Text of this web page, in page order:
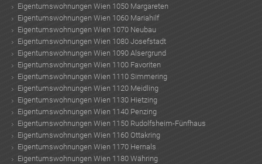
Eigentumswohnungen Wien 1050 Margareten
Eigentumswohnungen Wien 1060 Mariahilf
Eigentumswohnungen Wien 1070 Neubau
Eigentumswohnungen Wien 1080 Josefstadt
Eigentumswohnungen Wien 1090 Alsergrund
Eigentumswohnungen Wien 1100 Favoriten
Eigentumswohnungen Wien 1110 Simmering
Eigentumswohnungen Wien 1120 Meidling
Eigentumswohnungen Wien 1130 Hietzing
Eigentumswohnungen Wien 1140 Penzing
Eigentumswohnungen Wien 1150 Rudolfsheim-Fünfhaus
Eigentumswohnungen Wien 1160 Ottakring
Eigentumswohnungen Wien 1170 Hernals
Eigentumswohnungen Wien 1180 Währing